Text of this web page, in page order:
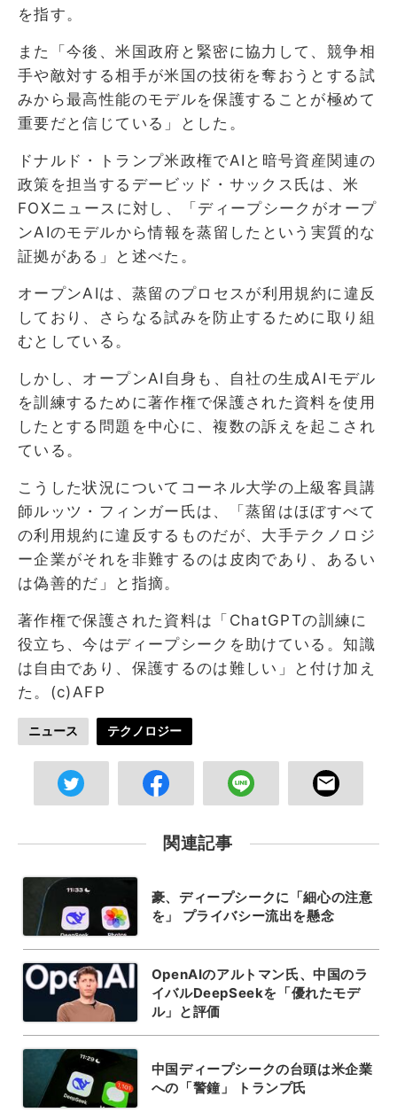
を指す。
また「今後、米国政府と緊密に協力して、競争相
手や敵対する相手が米国の技術を奪おうとする試
みから最高性能のモデルを保護することが極めて
重要だと信じている」とした。
ドナルド・トランプ米政権でAIと暗号資産関連の
政策を担当するデービッド・サックス氏は、米
FOXニュースに対し、「ディープシークがオープ
ンAIのモデルから情報を蒸留したという実質的な
証拠がある」と述べた。
オープンAIは、蒸留のプロセスが利用規約に違反
しており、さらなる試みを防止するために取り組
むとしている。
しかし、オープンAI自身も、自社の生成AIモデル
を訓練するために著作権で保護された資料を使用
したとする問題を中心に、複数の訴えを起こされ
ている。
こうした状況についてコーネル大学の上級客員講
師ルッツ・フィンガー氏は、「蒸留はほぼすべて
の利用規約に違反するものだが、大手テクノロジ
ー企業がそれを非難するのは皮肉であり、あるい
は偽善的だ」と指摘。
著作権で保護された資料は「ChatGPTの訓練に
役立ち、今はディープシークを助けている。知識
は自由であり、保護するのは難しい」と付け加え
た。(c)AFP
ニュース テクノロジー
関連記事
豪、ディープシークに「細心の注意
を」 プライバシー流出を懸念
OpenAIのアルトマン氏、中国のラ
イバルDeepSeekを「優れたモデ
ル」と評価
中国ディープシークの台頭は米企業
への「警鐘」 トランプ氏